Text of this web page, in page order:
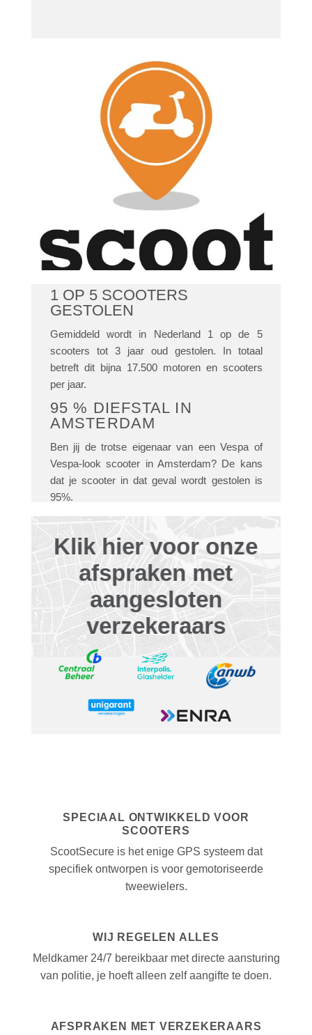
Scooter
gestolen?
Bel de 24/7
meldkamer op
030 – 7996413
1 OP 5 SCOOTERS
GESTOLEN
Gemiddeld wordt in Nederland 1 op de 5
scooters tot 3 jaar oud gestolen. In totaal
betreft dit bijna 17.500 motoren en scooters
per jaar.
95 % DIEFSTAL IN
AMSTERDAM
Ben jij de trotse eigenaar van een Vespa of
Vespa-look scooter in Amsterdam? De kans
dat je scooter in dat geval wordt gestolen is
95%.
RUIM 98 %
TERUGGEVONDEN DOOR
SCOOTSECURE
Vanaf dag 1 heeft ScootSecure ruim 98 % van
de gestolen scooters uitgerust met een
ScootSecure systeem teruggevonden.
Klik hier voor onze
afspraken met
aangesloten
verzekeraars
SPECIAAL ONTWIKKELD VOOR
SCOOTERS
ScootSecure is het enige GPS systeem dat
specifiek ontworpen is voor gemotoriseerde
tweewielers.
WIJ REGELEN ALLES
Meldkamer 24/7 bereikbaar met directe aansturing
van politie, je hoeft alleen zelf aangifte te doen.
AFSPRAKEN MET VERZEKERAARS